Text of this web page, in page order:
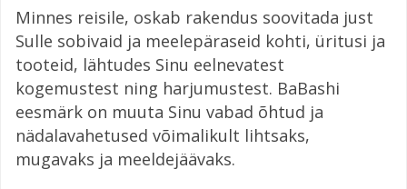
Minnes reisile, oskab rakendus soovitada just
Sulle sobivaid ja meelepäraseid kohti, üritusi ja
tooteid, lähtudes Sinu eelnevatest
kogemustest ning harjumustest. BaBashi
eesmärk on muuta Sinu vabad õhtud ja
nädalavahetused võimalikult lihtsaks,
mugavaks ja meeldejäävaks.